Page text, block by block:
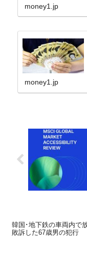
money1.jp
money1.jp
韓国･地下鉄の車両内で
敗訴した67歳男の犯行